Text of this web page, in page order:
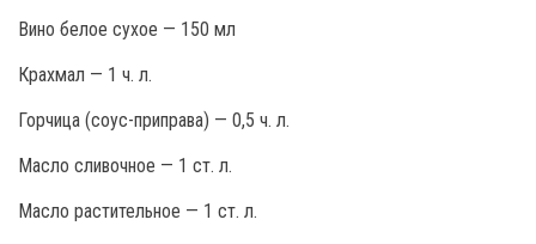
Вино белое сухое — 150 мл
Крахмал — 1 ч. л.
Горчица (соус-приправа) — 0,5 ч. л.
Масло сливочное — 1 ст. л.
Масло растительное — 1 ст. л.